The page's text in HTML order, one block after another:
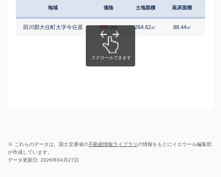
地域 価格 土地面積 延床面積
田川郡大任町大字今任原 350 万円 264.62㎡ 88.44㎡
※ これらのデータは、国土交通省の不動産情報ライブラリの情報をもとにイエウール編集部
が作成しています。
データ更新日: 2026年04月27日